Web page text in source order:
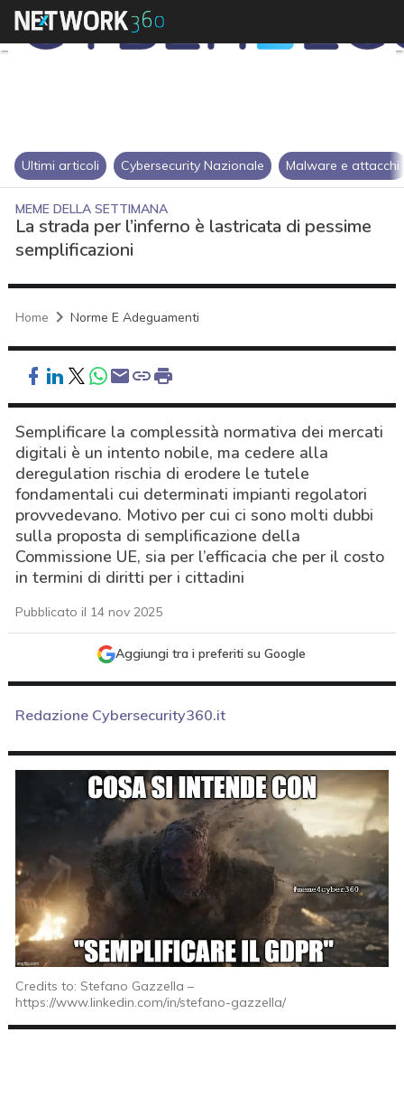
Ultimi articoli Cybersecurity Nazionale Malware e attacchi
MEME DELLA SETTIMANA
La strada per l’inferno è lastricata di pessime
semplificazioni
Home Norme E Adeguamenti
Semplificare la complessità normativa dei mercati
digitali è un intento nobile, ma cedere alla
deregulation rischia di erodere le tutele
fondamentali cui determinati impianti regolatori
provvedevano. Motivo per cui ci sono molti dubbi
sulla proposta di semplificazione della
Commissione UE, sia per l’efficacia che per il costo
in termini di diritti per i cittadini
Pubblicato il 14 nov 2025
Aggiungi tra i preferiti su Google
Redazione Cybersecurity360.it
Credits to: Stefano Gazzella –
https://www.linkedin.com/in/stefano-gazzella/